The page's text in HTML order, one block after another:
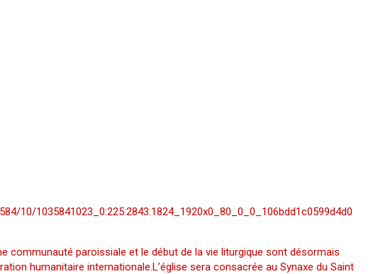
10/1035841023_0:225:2843:1824_1920x0_80_0_0_106bdd1c0599d4d0
communauté paroissiale et le début de la vie liturgique sont désormais
humanitaire internationale.L’église sera consacrée au Synaxe du Saint